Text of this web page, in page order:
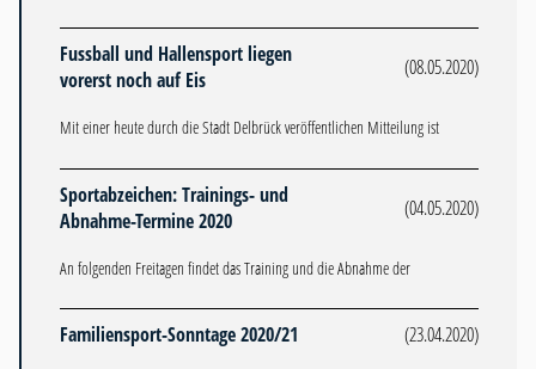
Fussball und Hallensport liegen
vorerst noch auf Eis
(08.05.2020)
Mit einer heute durch die Stadt Delbrück veröffentlichen Mitteilung ist
Sportabzeichen: Trainings- und
Abnahme-Termine 2020
(04.05.2020)
An folgenden Freitagen findet das Training und die Abnahme der
Familiensport-Sonntage 2020/21 (23.04.2020)